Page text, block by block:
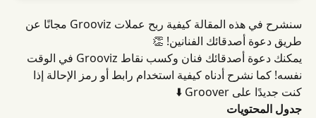
سنشرح في هذه المقالة كيفية ربح عملات Grooviz مجانًا عن
طريق دعوة أصدقائك الفنانين! 👏
يمكنك دعوة أصدقائك فنان وكسب نقاط Grooviz في الوقت
نفسه! كما نشرح أدناه كيفية استخدام رابط أو رمز الإحالة إذا
كنت جديدًا على Groover ⬇️
جدول المحتويات